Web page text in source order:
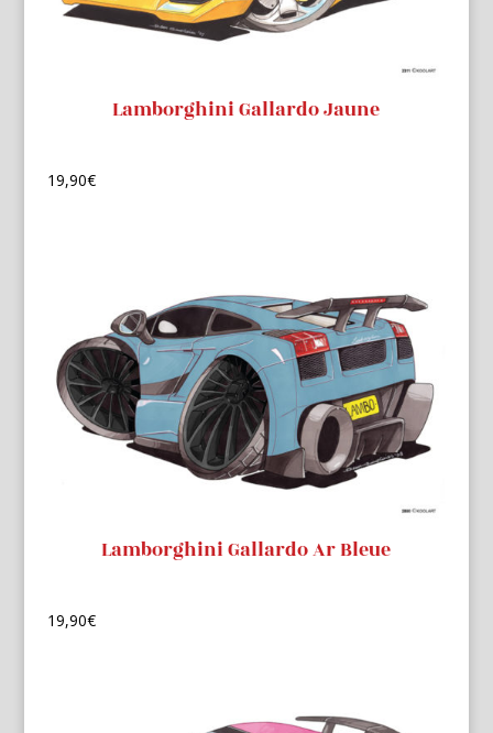
Lamborghini Gallardo Jaune
19,90€
Lamborghini Gallardo Ar Bleue
19,90€